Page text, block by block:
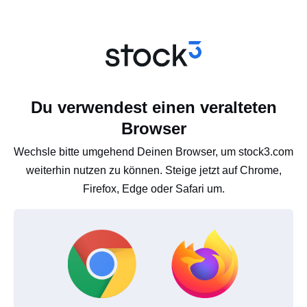
Du verwendest einen veralteten
Browser
Wechsle bitte umgehend Deinen Browser, um stock3.com
weiterhin nutzen zu können. Steige jetzt auf Chrome,
Firefox, Edge oder Safari um.